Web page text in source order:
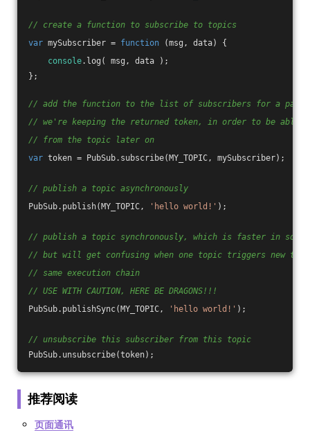
// create a function to subscribe to topics
var mySubscriber = function (msg, data) {
console.log( msg, data );
};
// add the function to the list of subscribers for a
// we're keeping the returned token, in order to be able
// from the topic later on
var token = PubSub.subscribe(MY_TOPIC, mySubscriber);
// publish a topic asynchronously
PubSub.publish(MY_TOPIC,
'hello world!' );
// publish a topic synchronously, which is faster in some
// but will get confusing when one topic triggers new
// same execution chain
// USE WITH CAUTION, HERE BE DRAGONS!!!
PubSub.publishSync(MY_TOPIC,
'hello world!' );
// unsubscribe this subscriber from this topic
PubSub.unsubscribe(token);
推荐阅读
页面通讯